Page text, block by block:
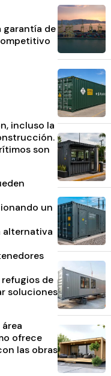
garantía de
incluso la
son
un
alternativa
de
soluciones
ofrece
las obras